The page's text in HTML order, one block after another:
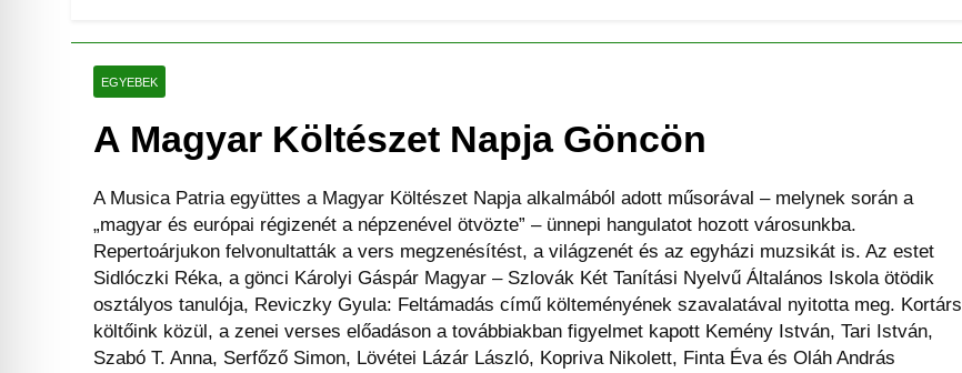
EGYEBEK
A Magyar Költészet Napja Göncön
A Musica Patria együttes a Magyar Költészet Napja alkalmából adott műsorával – melynek során a
„magyar és európai régizenét a népzenével ötvözte” – ünnepi hangulatot hozott városunkba.
Repertoárjukon felvonultatták a vers megzenésítést, a világzenét és az egyházi muzsikát is. Az estet
Sidlóczki Réka, a gönci Károlyi Gáspár Magyar – Szlovák Két Tanítási Nyelvű Általános Iskola ötödik
osztályos tanulója, Reviczky Gyula: Feltámadás című költeményének szavalatával nyitotta meg. Kortárs
költőink közül, a zenei verses előadáson a továbbiakban figyelmet kapott Kemény István, Tari István,
Szabó T. Anna, Serfőző Simon, Lövétei Lázár László, Kopriva Nikolett, Finta Éva és Oláh András